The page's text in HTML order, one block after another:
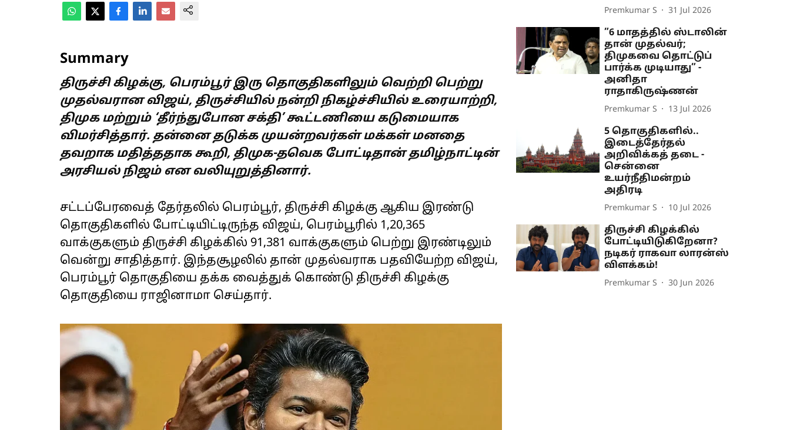
Summary
திருச்சி கிழக்கு, பெரம்பூர் இரு தொகுதிகளிலும் வெற்றி பெற்று
முதல்வரான விஜய், திருச்சியில் நன்றி நிகழ்ச்சியில் உரையாற்றி,
திமுக மற்றும் ‘தீர்ந்துபோன சக்தி’ கூட்டணியை கடுமையாக
விமர்சித்தார். தன்னை தடுக்க முயன்றவர்கள் மக்கள் மனதை
தவறாக மதித்ததாக கூறி, திமுக-தவெக போட்டிதான் தமிழ்நாட்டின்
அரசியல் நிஜம் என வலியுறுத்தினார்.
சட்டப்பேரவைத் தேர்தலில் பெரம்பூர், திருச்சி கிழக்கு ஆகிய இரண்டு
தொகுதிகளில் போட்டியிட்டிருந்த விஜய், பெரம்பூரில் 1,20,365
வாக்குகளும் திருச்சி கிழக்கில் 91,381 வாக்குகளும் பெற்று இரண்டிலும்
வென்று சாதித்தார். இந்தசூழலில் தான் முதல்வராக பதவியேற்ற விஜய்,
பெரம்பூர் தொகுதியை தக்க வைத்துக் கொண்டு திருச்சி கிழக்கு
தொகுதியை ராஜினாமா செய்தார்.
Premkumar S 31 Jul 2026
”6 மாதத்தில் ஸ்டாலின்
தான் முதல்வர்;
திமுகவை தொட்டுப்
பார்க்க முடியாது” -
அனிதா
ராதாகிருஷ்ணன்
Premkumar S 13 Jul 2026
5 தொகுதிகளில்..
இடைத்தேர்தல்
அறிவிக்கத் தடை -
சென்னை
உயர்நீதிமன்றம்
அதிரடி
Premkumar S 10 Jul 2026
திருச்சி கிழக்கில்
போட்டியிடுகிறேனா?
நடிகர் ராகவா லாரன்ஸ்
விளக்கம்!
Premkumar S 30 Jun 2026